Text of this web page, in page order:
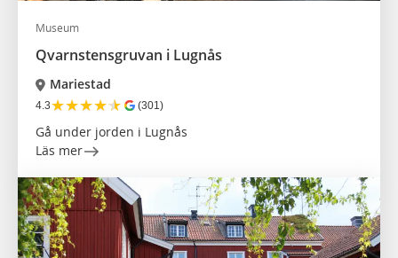
Museum
Qvarnstensgruvan i Lugnås
Mariestad
4.3★★★★★ (301)
Gå under jorden i Lugnås
Läs mer